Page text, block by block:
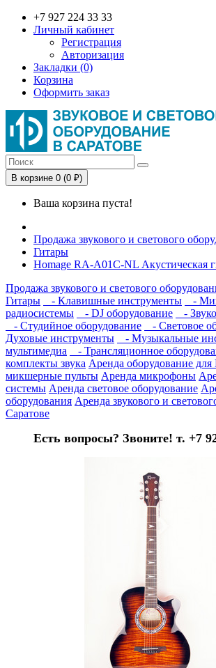
+7 927 224 33 33
Личный кабинет
Регистрация
Авторизация
Закладки (0)
Корзина
Оформить заказ
В корзине 0 (0 ₽)
Ваша корзина пуста!
Продажа звукового и светового
Гитары
Homage RA-A01C-NL Акустическая
Продажа звукового и светового
Гитары
- Клавишные инструменты
-
радиосистемы
- DJ оборудование
-
- Студийное оборудование
- Световое
Духовые инструменты
- Музыкальные
мультимедиа
- Трансляционное
комплекты звука Аренда оборудование для
микшерные пульты Аренда микрофоны
системы Аренда световое оборудование
оборудования Аренда звукового и
Саратове
Есть вопросы? Звоните! т. +7